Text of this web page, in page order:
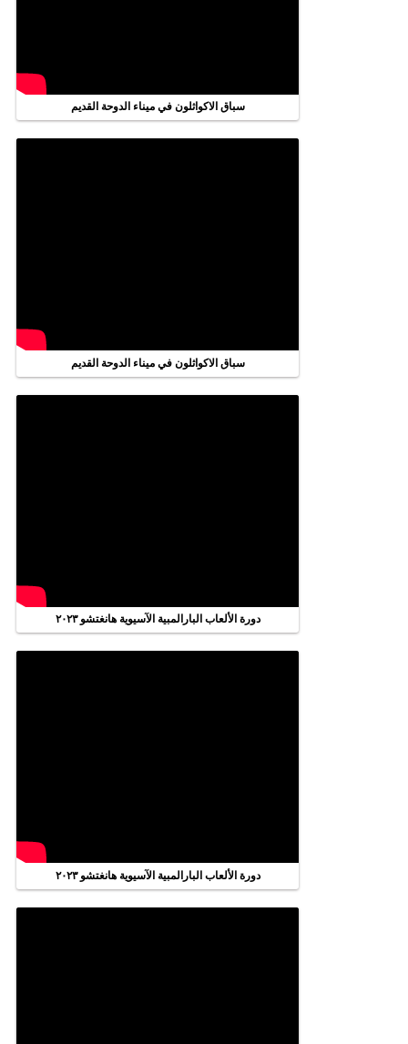
سباق الاكواثلون في ميناء الدوحة القديم
سباق الاكواثلون في ميناء الدوحة القديم
دورة الألعاب البارالمبية الآسيوية هانغتشو ٢٠٢٣
دورة الألعاب البارالمبية الآسيوية هانغتشو ٢٠٢٣